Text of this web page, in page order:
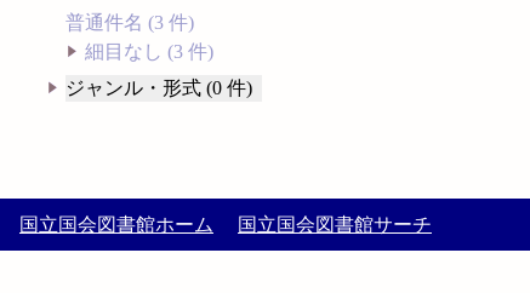
普通件名 (3 件)
細目なし (3 件)
ジャンル・形式 (0 件)
国立国会図書館ホーム 国立国会図書館サーチ